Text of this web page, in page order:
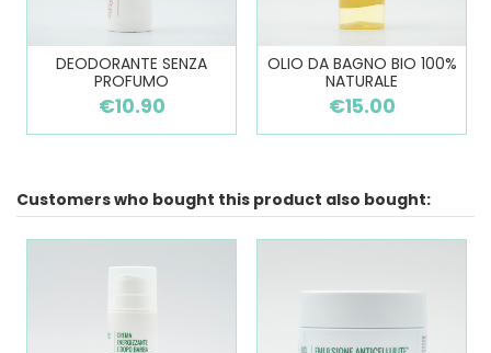
DEODORANTE SENZA
PROFUMO
€10.90
OLIO DA BAGNO BIO 100%
NATURALE
€15.00
Customers who bought this product also bought: